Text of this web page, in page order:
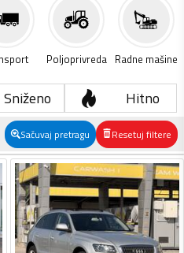
Poljoprivreda Radne mašine
Sniženo Hitno
Sačuvaj pretragu Resetuj filtere